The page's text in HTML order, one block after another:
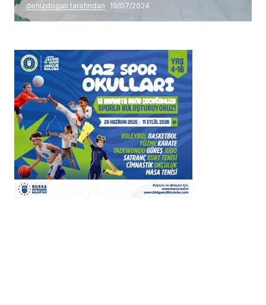
denizdogan tarafından 19/07/2024